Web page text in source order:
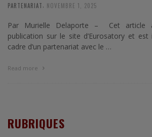
PARTENARIAT NOVEMBRE 1, 2025
Par Murielle Delaporte – Cet article
publication sur le site d’Eurosatory et
cadre d’un partenariat avec le …
Read more
RUBRIQUES